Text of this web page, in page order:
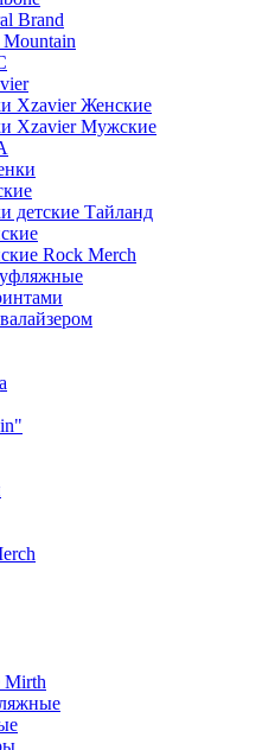
Brand
Xzavier Женские
Xzavier Мужские
детские Тайланд
Rock Merch